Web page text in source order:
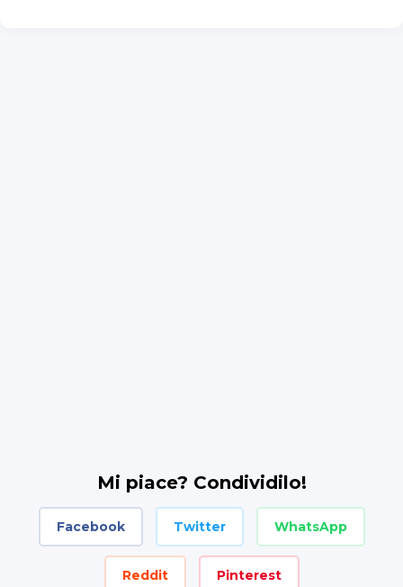
Mi piace? Condividilo!
Facebook Twitter WhatsApp
Reddit Pinterest